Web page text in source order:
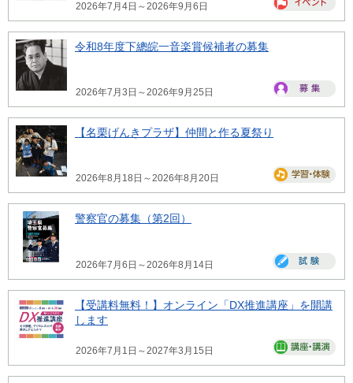
2026年7月4日～2026年9月6日
令和8年度下總皖一音楽賞候補者の募集
2026年7月3日～2026年9月25日
【名栗げんきプラザ】仲間と作る夏祭り
2026年8月18日～2026年8月20日
警察官の募集（第2回）
2026年7月6日～2026年8月14日
【受講料無料！】オンライン「DX推進講座」を開講
します
2026年7月1日～2027年3月15日